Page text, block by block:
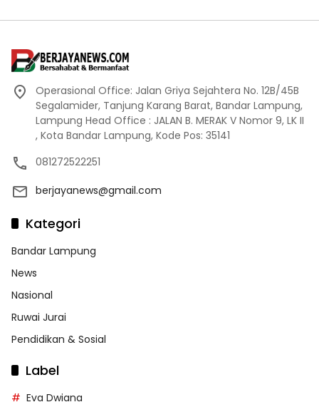
Operasional Office: Jalan Griya Sejahtera No. 12B/45B
Segalamider, Tanjung Karang Barat, Bandar Lampung,
Lampung Head Office : JALAN B. MERAK V Nomor 9, LK II
, Kota Bandar Lampung, Kode Pos: 35141
081272522251
berjayanews@gmail.com
Kategori
Bandar Lampung
News
Nasional
Ruwai Jurai
Pendidikan & Sosial
Label
Eva Dwiana